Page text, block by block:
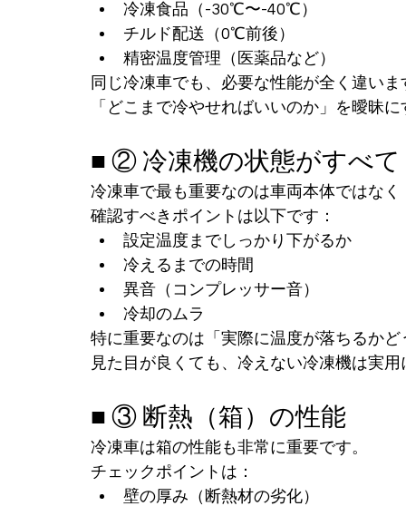
冷凍食品（-30℃〜-40℃）
チルド配送（0℃前後）
精密温度管理（医薬品など）
同じ冷凍車でも、必要な性能が全く違いま
「どこまで冷やせればいいのか」を曖昧
■ ② 冷凍機の状態がすべて
冷凍車で最も重要なのは車両本体ではな
確認すべきポイントは以下です：
設定温度までしっかり下がるか
冷えるまでの時間
異音（コンプレッサー音）
冷却のムラ
特に重要なのは「実際に温度が落ちるかど
見た目が良くても、冷えない冷凍機は実
■ ③ 断熱（箱）の性能
冷凍車は箱の性能も非常に重要です。
チェックポイントは：
壁の厚み（断熱材の劣化）